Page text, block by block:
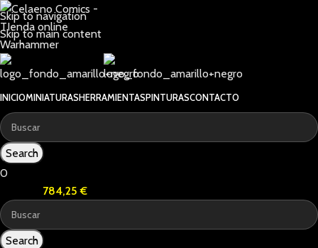
Skip to navigation
Skip to main content
INICIOMINIATURASHERRAMIENTASPINTURASCONTACTO
Search
0
784,25€
Search